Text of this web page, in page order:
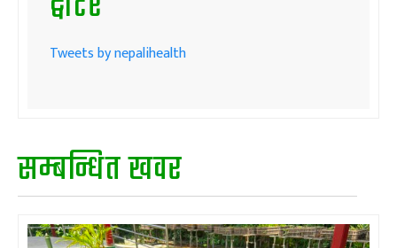
Tweets by nepalihealth
सम्बन्धित खवर